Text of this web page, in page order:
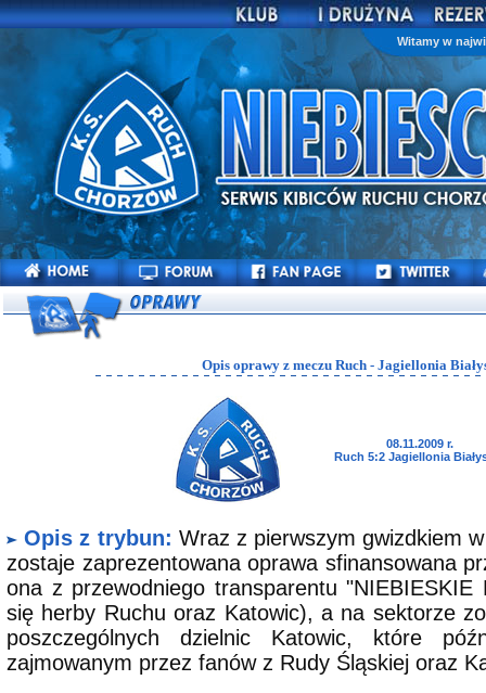
Witamy w
Opis oprawy z meczu Ruch - Jagiellonia
08.11.2009 r.
Ruch 5:2 Jagiellonia
Opis z trybun: Wraz z pierwszym gwizdkiem
zostaje zaprezentowana oprawa sfinansowana
ona z przewodniego transparentu "NIEBIESKIE
się herby Ruchu oraz Katowic), a na sektorze
poszczególnych dzielnic Katowic, które
zajmowanym przez fanów z Rudy Śląskiej oraz